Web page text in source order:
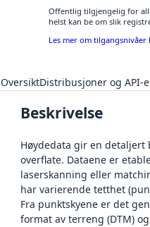
Offentlig tilgjengelig for
helst kan be om slik
Les mer om tilgangsnivåer
OversiktDistribusjoner og API-
Beskrivelse
Høydedata gir en detaljert
overflate. Dataene er
laserskanning eller
har varierende tetthet
Fra punktskyene er det
format av terreng (DTM)